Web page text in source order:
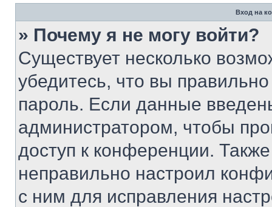
Вход на
» Почему я не могу войти?
Существует несколько
убедитесь, что вы
пароль. Если данные
администратором, чтобы
доступ к конференции.
неправильно настроил
с ним для исправления